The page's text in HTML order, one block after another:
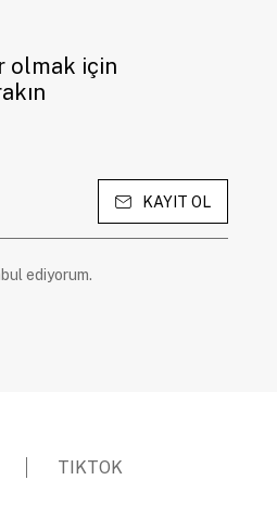
olmak için
KAYIT OL
ediyorum.
TIKTOK